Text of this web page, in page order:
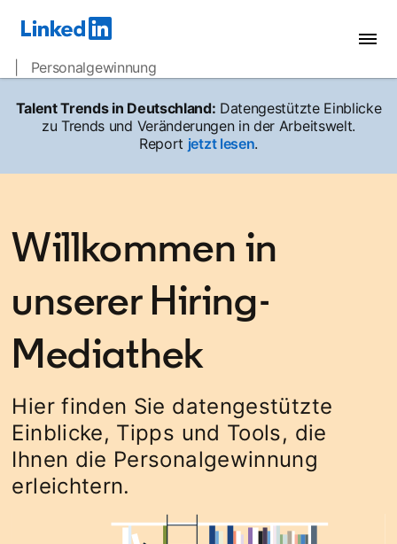
| Personalgewinnung
Talent Trends in Deutschland: Datengestützte Einblicke
zu Trends und Veränderungen in der Arbeitswelt.
Report jetzt lesen.
Willkommen in
unserer Hiring-
Mediathek
Hier finden Sie datengestützte
Einblicke, Tipps und Tools, die
Ihnen die Personalgewinnung
erleichtern.